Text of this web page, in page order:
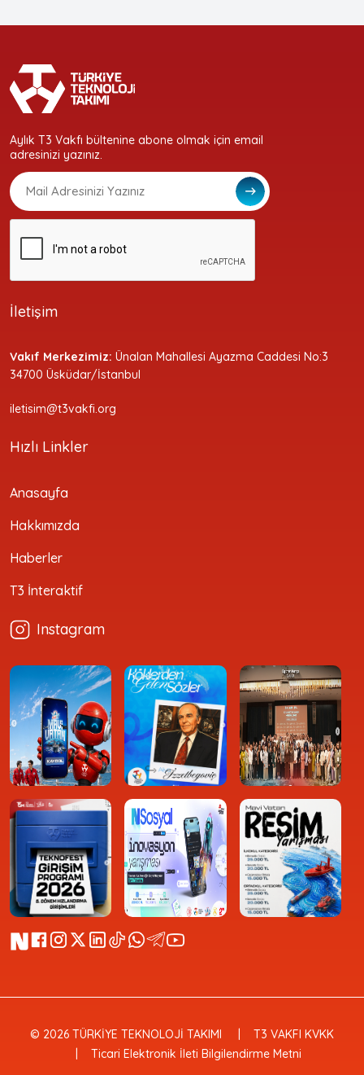
Aylık T3 Vakfı bültenine abone olmak için email
adresinizi yazınız.
İletişim
Vakıf Merkezimiz: Ünalan Mahallesi Ayazma Caddesi No:3
34700 Üsküdar/İstanbul
iletisim@t3vakfi.org
Hızlı Linkler
Anasayfa
Hakkımızda
Haberler
T3 İnteraktif
Instagram
© 2026 TÜRKİYE TEKNOLOJİ TAKIMI
T3 VAKFI KVKK
Ticari Elektronik İleti Bilgilendirme Metni